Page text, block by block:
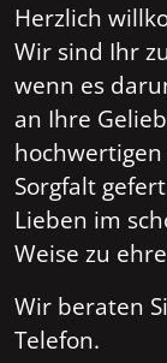
Herzlich
Wir sind Ihr
wenn es
an Ihre
Sorgfalt
Lieben im
Weise zu
Wir beraten
Telefon.